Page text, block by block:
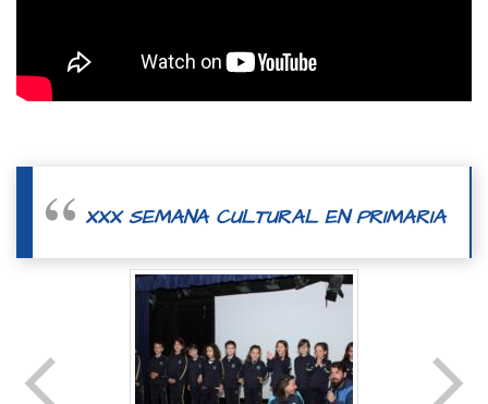
XXX SEMANA CULTURAL EN PRIMARIA